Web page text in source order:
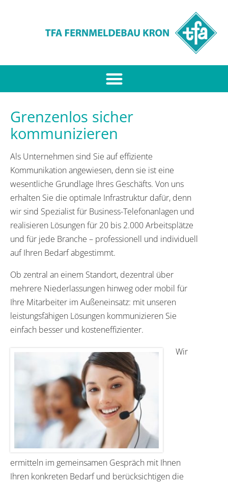
Grenzenlos sicher
kommunizieren
Als Unternehmen sind Sie auf effiziente
Kommunikation angewiesen, denn sie ist eine
wesentliche Grundlage Ihres Geschäfts. Von uns
erhalten Sie die optimale Infrastruktur dafür, denn
wir sind Spezialist für Business-Telefonanlagen und
realisieren Lösungen für 20 bis 2.000 Arbeitsplätze
und für jede Branche – professionell und individuell
auf Ihren Bedarf abgestimmt.
Ob zentral an einem Standort, dezentral über
mehrere Niederlassungen hinweg oder mobil für
Ihre Mitarbeiter im Außeneinsatz: mit unseren
leistungsfähigen Lösungen kommunizieren Sie
einfach besser und kosteneffizienter.
Wir
ermitteln im gemeinsamen Gespräch mit Ihnen
Ihren konkreten Bedarf und berücksichtigen die